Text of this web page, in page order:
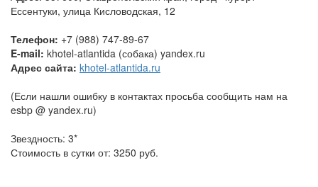
Ессентуки, улица Кисловодская, 12
Телефон: +7 (988) 747-89-67
E-mail: khotel-atlantida (собака) yandex.ru
Адрес сайта: khotel-atlantida.ru
(Если нашли ошибку в контактах просьба сообщить нам на
esbp @ yandex.ru)
Звездность: 3*
Стоимость в сутки от: 3250 руб.